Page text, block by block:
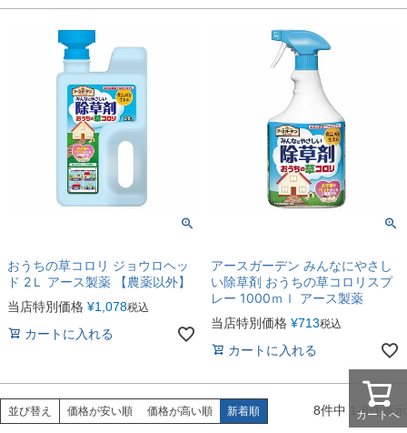
おうちの草コロリ ジョウロヘッ
ド 2Ｌ アース製薬 【農薬以外】
当店特別価格 ¥1,078税込
カートに入れる
アースガーデン みんなにやさし
い除草剤 おうちの草コロリスプ
レー 1000ｍｌ アース製薬
当店特別価格 ¥713税込
カートに入れる
並び替え 価格が安い順 価格が高い順 新着順 8件中 -8件表示
カートへ